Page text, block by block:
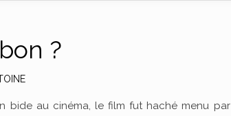
?
bide au cinéma, le film fut haché menu par